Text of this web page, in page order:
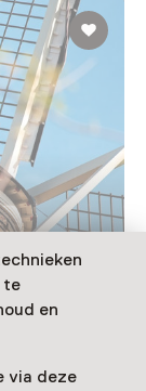
te
en
via deze